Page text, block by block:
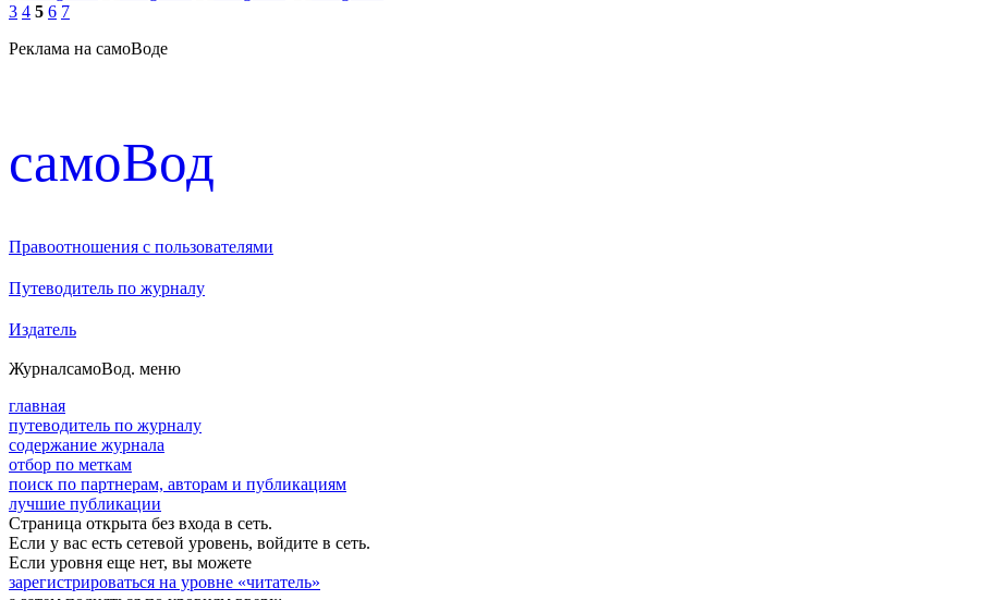
3 4 5 6 7
Реклама на самоВоде
cамоВод
Правоотношения с пользователями
Путеводитель по журналу
Издатель
ЖурналсамоВод. меню
главная
путеводитель по журналу
содержание журнала
отбор по меткам
поиск по партнерам, авторам и публикациям
лучшие публикации
Страница открыта без входа в сеть.
Если у вас есть сетевой уровень, войдите в сеть.
Если уровня еще нет, вы можете
зарегистрироваться на уровне «читатель»